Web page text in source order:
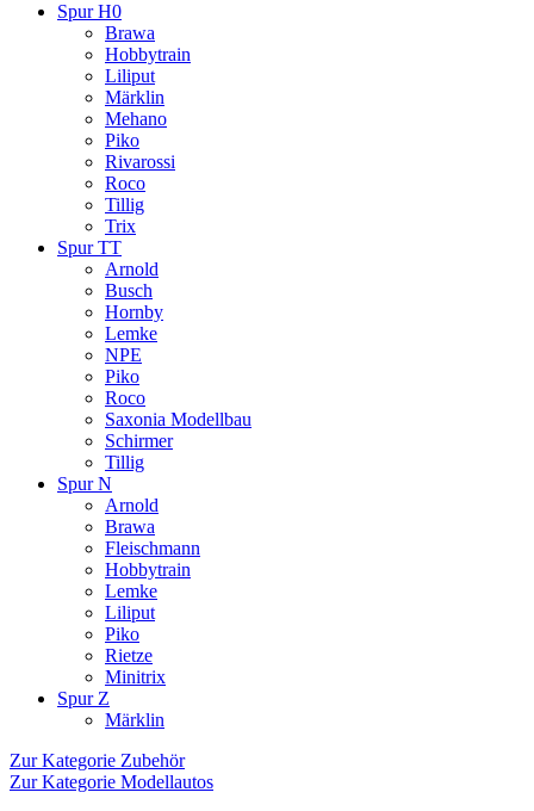
Spur H0
Brawa
Hobbytrain
Liliput
Märklin
Mehano
Piko
Rivarossi
Roco
Tillig
Trix
Spur TT
Arnold
Busch
Hornby
Lemke
NPE
Piko
Roco
Saxonia Modellbau
Schirmer
Tillig
Spur N
Arnold
Brawa
Fleischmann
Hobbytrain
Lemke
Liliput
Piko
Rietze
Minitrix
Spur Z
Märklin
Zur Kategorie Zubehör
Zur Kategorie Modellautos